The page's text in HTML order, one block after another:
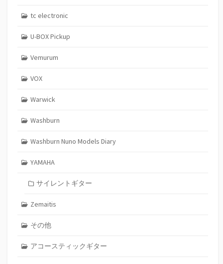
tc electronic
U-BOX Pickup
Vemurum
VOX
Warwick
Washburn
Washburn Nuno Models Diary
YAMAHA
サイレントギター
Zemaitis
その他
アコースティックギター